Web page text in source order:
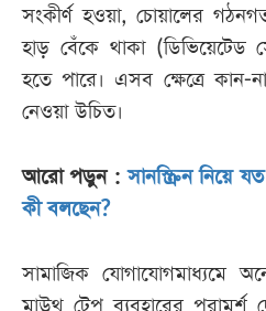
সংকীর্ণ হওয়া, চোয়ালের
হাড় বেঁকে থাকা
হতে পারে। এসব ক্ষেত্রে কান-
নেওয়া উচিত।
আরো পড়ুন :সানস্ক্রিন নিয়ে
কী বলছেন?
সামাজিক যোগাযোগমাধ্যমে